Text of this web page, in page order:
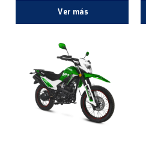
Ver más